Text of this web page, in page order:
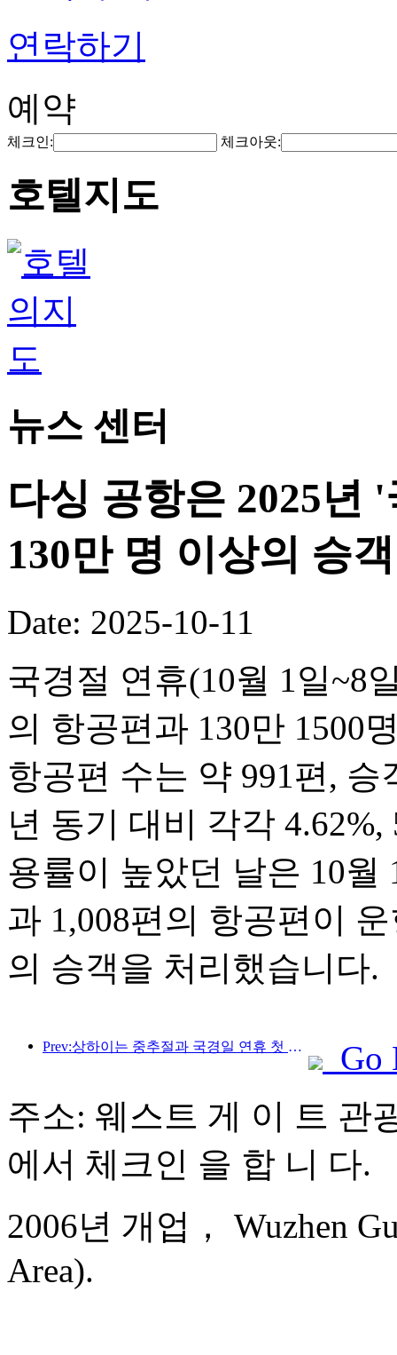
연락하기
예약
체크인: 체크아웃:
호텔지도
뉴스 센터
다싱 공항은 2025년
130만 명 이상의 승
Date: 2025-10-11
국경절 연휴(10월 1일~8
의 항공편과 130만 1500
항공편 수는 약 991편,
년 동기 대비 각각
용률이 높았던 날은 10월
과 1,008편의 항공편이
의 승객을 처리했습니다.
Prev:상하이는 중추절과 국경일 연휴 첫 4일간 1,511만 명이 넘는 방문객을 맞이했는데, 이는 전년 대비 20% 이상 증가한 수치입니다.
Go
주소: 웨스트 게 이 트 관
에서 체크인 을 합 니 다.
2006년 개업， Wuzhen
Area).